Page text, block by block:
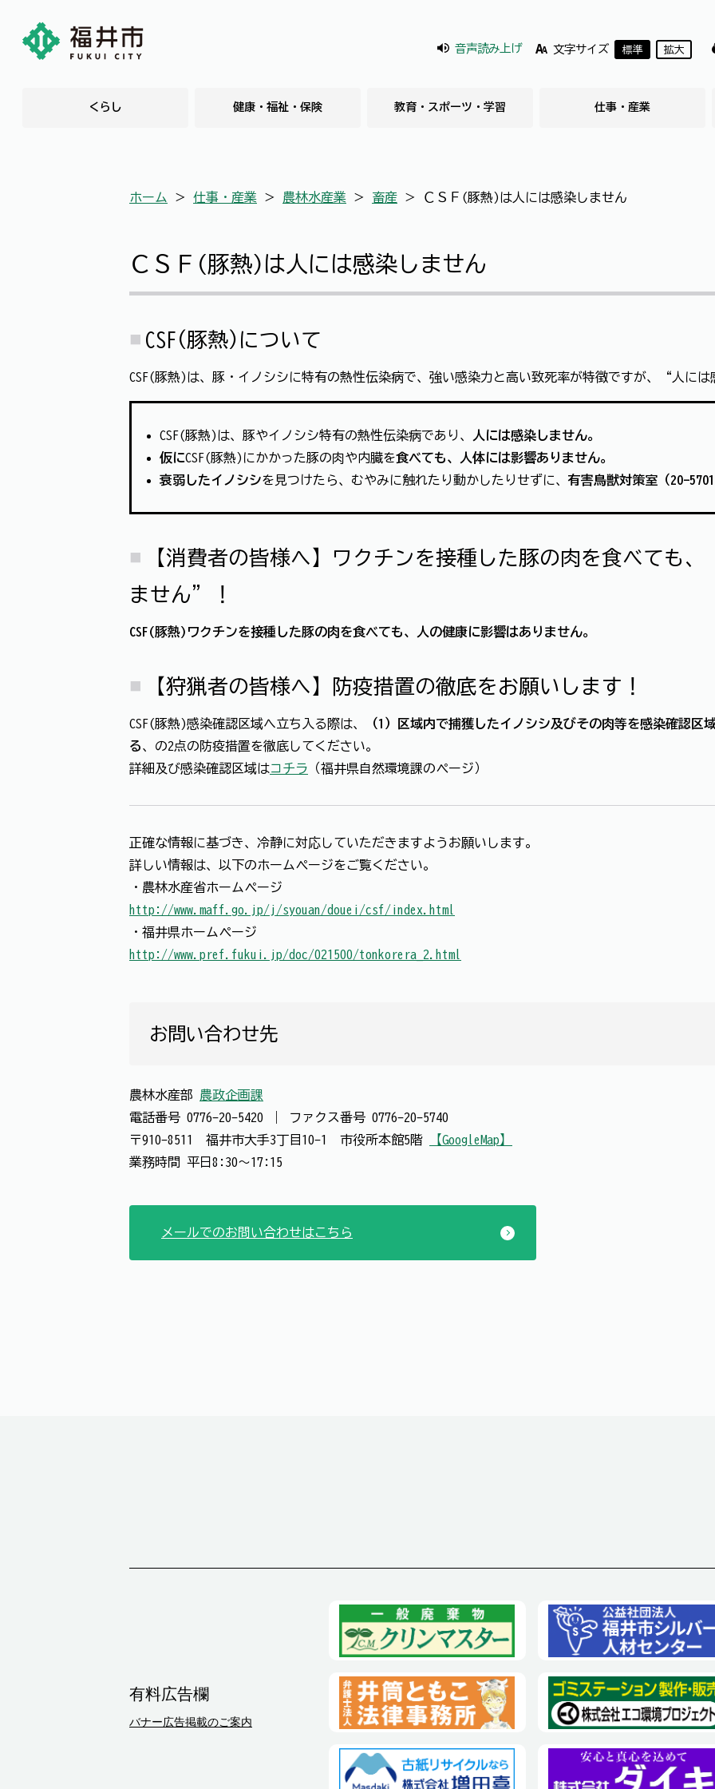
音声読み上げ 文字サイズ 標準 拡大
くらし 健康・福祉・保険 教育・スポーツ・学習 仕事・産業
ホーム ＞ 仕事・産業 ＞ 農林水産業 ＞ 畜産 ＞ ＣＳＦ(豚熱)は人には感染しません
ＣＳＦ(豚熱)は人には感染しません
CSF(豚熱)について
CSF(豚熱)は、豚・イノシシに特有の熱性伝染病で、強い感染力と高い致死率が特徴ですが、“人に
CSF(豚熱)は、豚やイノシシ特有の熱性伝染病であり、
人には感染しません。
仮にCSF(豚熱)にかかった豚の肉や内臓を食べても、人体には影響ありません。
衰弱したイノシシを見つけたら、むやみに触れたり動かしたりせずに、 有害鳥獣対策室（20-
【消費者の皆様へ】ワクチンを接種した豚の肉を食べても
ません”！
CSF(豚熱)ワクチンを接種した豚の肉を食べても、人の健康に影響はありません。
【狩猟者の皆様へ】防疫措置の徹底をお願いします！
CSF(豚熱)感染確認区域へ立ち入る際は、
（1）区域内で捕獲したイノシシ及びその肉等を感染確認区
る、の2点の防疫措置を徹底してください。
詳細及び感染確認区域はコチラ （福井県自然環境課のページ）
正確な情報に基づき、冷静に対応していただきますようお願いします。
詳しい情報は、以下のホームページをご覧ください。
・農林水産省ホームページ
http://www.maff.go.jp/j/syouan/douei/csf/index.html
・福井県ホームページ
http://www.pref.fukui.jp/doc/021500/tonkorera_2.html
お問い合わせ先
農林水産部 農政企画課
電話番号 0776-20-5420 ファクス番号 0776-20-5740
〒910-8511 福井市大手3丁目10-1 市役所本館5階
【GoogleMap】
業務時間 平日8:30～17:15
メールでのお問い合わせはこちら
有料広告欄
バナー広告掲載のご案内